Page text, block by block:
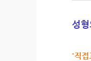
성
'직접